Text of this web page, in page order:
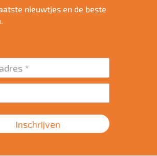
nieuwtjes en de beste
Inschrijven